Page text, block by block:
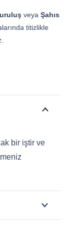
veya Şahıs
titizlikle
bir iştir ve